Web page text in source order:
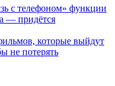
с телефоном» функции
— придётся
которые выйдут
не потерять